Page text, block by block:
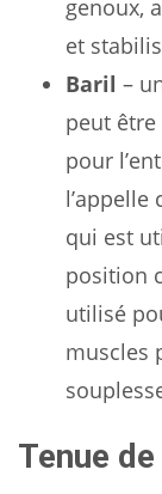
genoux,
et
Baril –
peut
pour
qui est
position
utilisé
muscles
Tenue